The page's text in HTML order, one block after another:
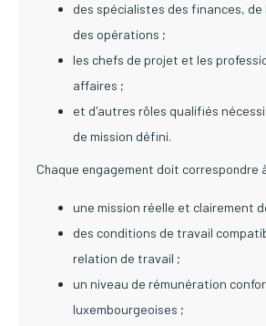
des spécialistes des finances,
des opérations ;
les chefs de projet et les
affaires ;
et d'autres rôles qualifiés
de mission défini.
Chaque engagement doit correspondre
une mission réelle et clairement
des conditions de travail
relation de travail ;
un niveau de rémunération
luxembourgeoises ;